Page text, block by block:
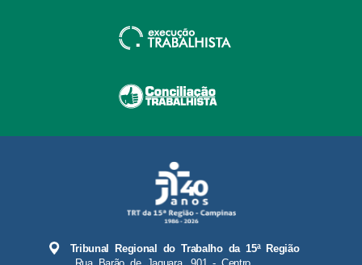
Tribunal Regional do Trabalho da 15ª Região